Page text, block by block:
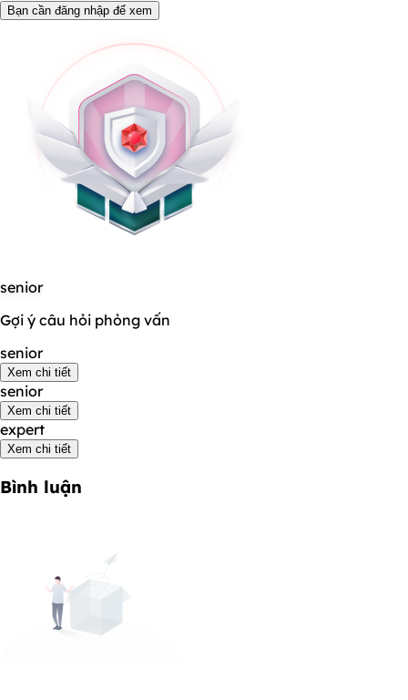
Bạn cần đăng nhập để xem
senior
Gợi ý câu hỏi phỏng vấn
senior
Xem chi tiết
senior
Xem chi tiết
expert
Xem chi tiết
Bình luận